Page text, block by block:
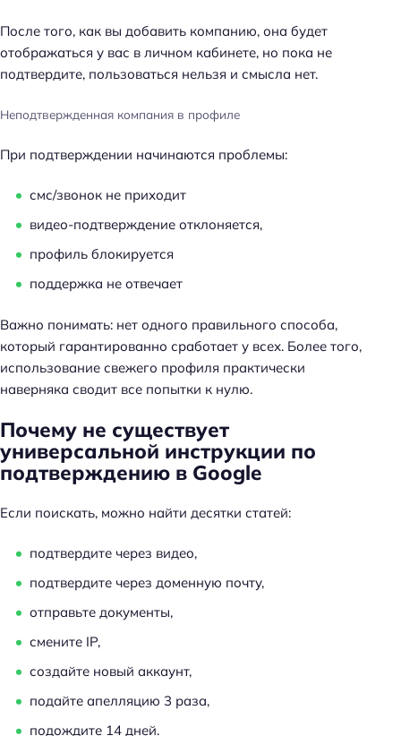
После того, как вы добавить компанию, она будет
отображаться у вас в личном кабинете, но пока не
подтвердите, пользоваться нельзя и смысла нет.
Неподтвержденная компания в профиле
При подтверждении начинаются проблемы:
смс/звонок не приходит
видео-подтверждение отклоняется,
профиль блокируется
поддержка не отвечает
Важно понимать: нет одного правильного способа,
который гарантированно сработает у всех. Более того,
использование свежего профиля практически
наверняка сводит все попытки к нулю.
Почему не существует
универсальной инструкции по
подтверждению в Google
Если поискать, можно найти десятки статей:
подтвердите через видео,
подтвердите через доменную почту,
отправьте документы,
смените IP,
создайте новый аккаунт,
подайте апелляцию 3 раза,
подождите 14 дней.